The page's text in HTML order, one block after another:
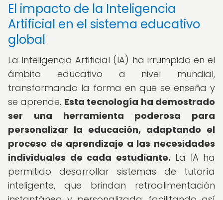
El impacto de la Inteligencia
Artificial en el sistema educativo
global
La Inteligencia Artificial (IA) ha irrumpido en el
ámbito educativo a nivel mundial,
transformando la forma en que se enseña y
se aprende. Esta tecnología ha demostrado
ser una herramienta poderosa para
personalizar la educación, adaptando el
proceso de aprendizaje a las necesidades
individuales de cada estudiante. La IA ha
permitido desarrollar sistemas de tutoría
inteligente, que brindan retroalimentación